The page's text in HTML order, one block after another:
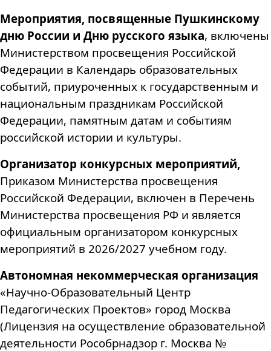
Мероприятия, посвященные Пушкинскому
дню России и Дню русского языка, включены
Министерством просвещения Российской
Федерации в Календарь образовательных
событий, приуроченных к государственным и
национальным праздникам Российской
Федерации, памятным датам и событиям
российской истории и культуры.
Организатор конкурсных мероприятий,
Приказом Министерства просвещения
Российской Федерации, включен в Перечень
Министерства просвещения РФ и является
официальным организатором конкурсных
мероприятий в 2026/2027 учебном году.
Автономная некоммерческая организация
«Научно-Образовательный Центр
Педагогических Проектов» город Москва
(Лицензия на осуществление образовательной
деятельности Рособрнадзор г. Москва №